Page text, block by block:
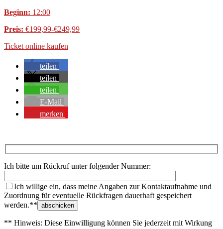
Beginn: 12:00
Preis: €199,99-€249,99
Ticket online kaufen
teilen
teilen
teilen
E-Mail
merken
Ich bitte um Rückruf unter folgender Nummer:
Ich willige ein, dass meine Angaben zur Kontaktaufnahme und
Zuordnung für eventuelle Rückfragen dauerhaft gespeichert
werden.**
** Hinweis: Diese Einwilligung können Sie jederzeit mit Wirkung